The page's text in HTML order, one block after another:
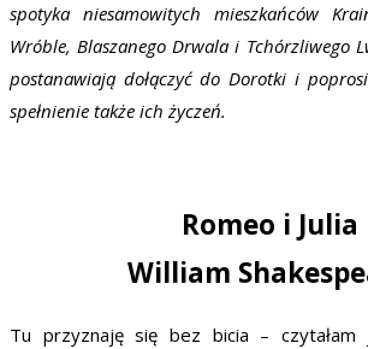
spotyka niesamowitych mieszkańców
Wróble, Blaszanego Drwala i Tchórzliwego
postanawiają dołączyć do Dorotki i
spełnienie także ich życzeń.
Romeo i Julia
William
Tu przyznaję się bez bicia – czytałam